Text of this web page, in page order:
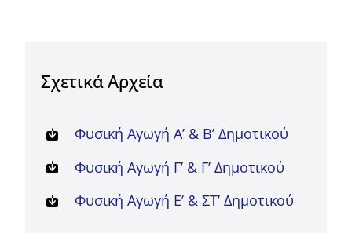
Σχετικά Αρχεία
Φυσική Aγωγή A’ & Β’ Δημοτικού
Φυσική Aγωγή Γ’ & Γ’ Δημοτικού
Φυσική Aγωγή Ε’ & ΣΤ’ Δημοτικού